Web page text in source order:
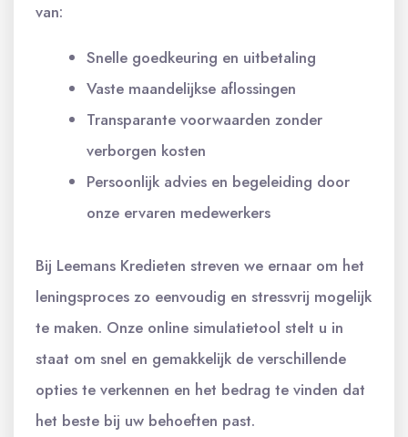
van:
Snelle goedkeuring en uitbetaling
Vaste maandelijkse aflossingen
Transparante voorwaarden zonder
verborgen kosten
Persoonlijk advies en begeleiding door
onze ervaren medewerkers
Bij Leemans Kredieten streven we ernaar om het
leningsproces zo eenvoudig en stressvrij mogelijk
te maken. Onze online simulatietool stelt u in
staat om snel en gemakkelijk de verschillende
opties te verkennen en het bedrag te vinden dat
het beste bij uw behoeften past.